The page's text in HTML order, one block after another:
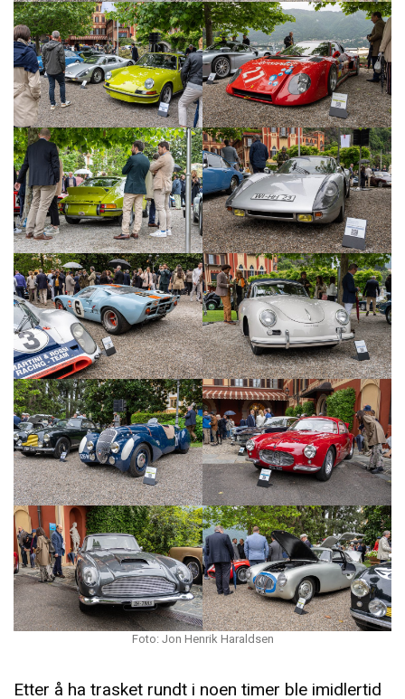
Foto: Jon Henrik Haraldsen
Etter å ha trasket rundt i noen timer ble imidlertid